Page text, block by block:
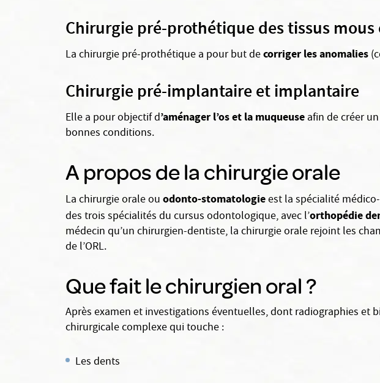
Chirurgie pré-prothétique des tissus
La chirurgie pré-prothétique a pour but decorriger les anomalies
Chirurgie pré-implantaire et implantaire
Elle a pour objectif d’aménager l’os et la muqueuse afin de créer
bonnes conditions.
A propos de la chirurgie orale
La chirurgie orale ou odonto-stomatologieest la spécialité
des trois spécialités du cursus odontologique, avec l’orthopédie
médecin qu’un chirurgien-dentiste, la chirurgie orale rejoint les
de l’ORL.
Que fait le chirurgien oral ?
Après examen et investigations éventuelles, dont radiographies
chirurgicale complexe qui touche :
Les dents